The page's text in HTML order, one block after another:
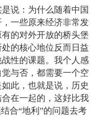
说：为什么随着中国
一些原来经济非常发
的对外开放的桥头堡
的核心地位反而日益
性的课题。我个人感
与否，都需要一个空
此，也就是说，历史
在一起的，这好比我
合“地利”的问题去考